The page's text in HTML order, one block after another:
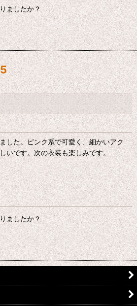
ましたか？
5
した。ピンク系で可愛く、細かいアク
いです。次の衣装も楽しみです。
ましたか？